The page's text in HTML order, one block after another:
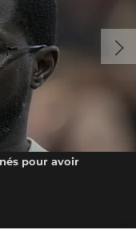
pour avoir